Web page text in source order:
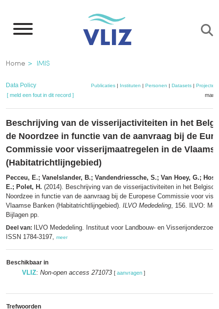
naar
inhoud
gaan
Kruimelpad
Home IMIS
Data Policy Publicaties| Instituten | Personen | Datasets| Projecten
[ meld een fout in dit record ]
Beschrijving van de visserijactiviteiten in het
de Noordzee in functie van de aanvraag bij de
Commissie voor visserijmaatregelen in de
(Habitatrichtlijngebied)
Pecceu, E.; Vanelslander, B.; Vandendriessche, S.; Van Hoey, G.;
E.; Polet, H. (2014). Beschrijving van de visserijactiviteiten in het
Noordzee in functie van de aanvraag bij de Europese Commissie voor
Vlaamse Banken (Habitatrichtlijngebied). ILVO Mededeling, 156. ILVO:
Bijlagen pp.
Deel van:
ILVO Mededeling. Instituut voor Landbouw- en
ISSN 1784-3197, meer
Beschikbaar in
VLIZ: Non-open access 271073 [ aanvragen ]
Trefwoorden